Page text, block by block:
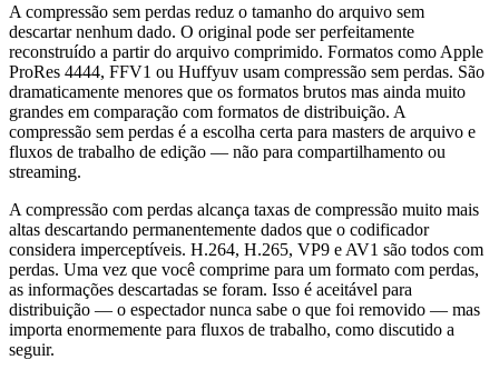
A compressão sem perdas reduz o tamanho do arquivo sem
descartar nenhum dado. O original pode ser perfeitamente
reconstruído a partir do arquivo comprimido. Formatos como Apple
ProRes 4444, FFV1 ou Huffyuv usam compressão sem perdas. São
dramaticamente menores que os formatos brutos mas ainda muito
grandes em comparação com formatos de distribuição. A
compressão sem perdas é a escolha certa para masters de arquivo e
fluxos de trabalho de edição — não para compartilhamento ou
streaming.
A compressão com perdas alcança taxas de compressão muito mais
altas descartando permanentemente dados que o codificador
considera imperceptíveis. H.264, H.265, VP9 e AV1 são todos com
perdas. Uma vez que você comprime para um formato com perdas,
as informações descartadas se foram. Isso é aceitável para
distribuição — o espectador nunca sabe o que foi removido — mas
importa enormemente para fluxos de trabalho, como discutido a
seguir.